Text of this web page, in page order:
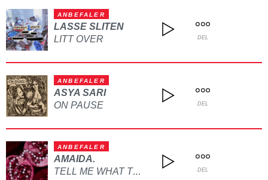
ANBEFALER
LASSE SLITEN
LITT OVER
DEL
ANBEFALER
ASYA SARI
ON PAUSE
DEL
ANBEFALER
AMAIDA.
TELL ME WHAT TO DO DEL